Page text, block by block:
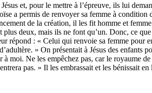
et, pour le mettre à l’épreuve, ils lui
a permis de renvoyer sa femme à condition
de la création, il les fit homme et
deux, mais ils ne font qu’un. Donc, ce
répond : « Celui qui renvoie sa femme pour
» On présentait à Jésus des
moi. Ne les empêchez pas, car le royaume
pas. » Il les embrassait et les bénissait